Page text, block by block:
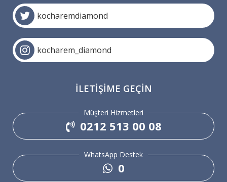
kocharemdiamond
kocharem_diamond
İLETIŞIME GEÇIN
Müşteri Hizmetleri
0212 513 00 08
WhatsApp Destek
0